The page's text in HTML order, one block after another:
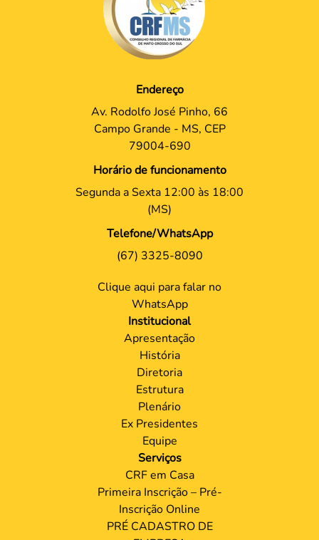
Endereço
Av. Rodolfo José Pinho, 66
Campo Grande - MS, CEP
79004-690
Horário de funcionamento
Segunda a Sexta 12:00 às 18:00
(MS)
Telefone/WhatsApp
(67) 3325-8090
Clique aqui para falar no
WhatsApp
Institucional
Apresentação
História
Diretoria
Estrutura
Plenário
Ex Presidentes
Equipe
Serviços
CRF em Casa
Primeira Inscrição – Pré-
Inscrição Online
PRÉ CADASTRO DE